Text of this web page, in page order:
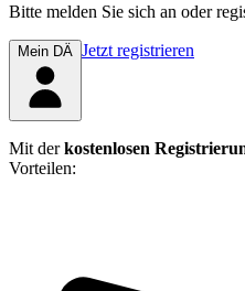
Bitte melden Sie sich an oder
Mein DÄ Jetzt registrieren
Mit derkostenlosen
Vorteilen: